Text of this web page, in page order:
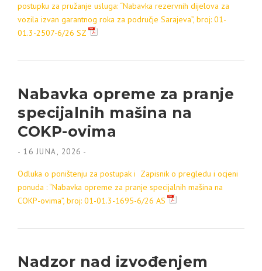
postupku za pružanje usluga: “Nabavka rezervnih dijelova za
vozila izvan garantnog roka za područje Sarajeva”, broj: 01-
01.3-2507-6/26 SZ
Nabavka opreme za pranje
specijalnih mašina na
COKP-ovima
- 16 JUNA, 2026 -
Odluka o poništenju za postupak i Zapisnik o pregledu i ocjeni
ponuda : “Nabavka opreme za pranje specijalnih mašina na
COKP-ovima”, broj: 01-01.3-1695-6/26 AS
Nadzor nad izvođenjem